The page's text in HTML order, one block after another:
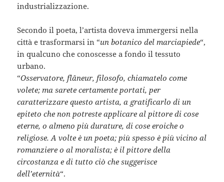
industrializzazione.
Secondo il poeta, l’artista doveva immergersi nella
città e trasformarsi in “un botanico del marciapiede“,
in qualcuno che conoscesse a fondo il tessuto
urbano.
“Osservatore, flâneur, filosofo, chiamatelo come
volete; ma sarete certamente portati, per
caratterizzare questo artista, a gratificarlo di un
epiteto che non potreste applicare al pittore di cose
eterne, o almeno più durature, di cose eroiche o
religiose. A volte è un poeta; più spesso è più vicino al
romanziere o al moralista; è il pittore della
circostanza e di tutto ciò che suggerisce
dell’eternità“.